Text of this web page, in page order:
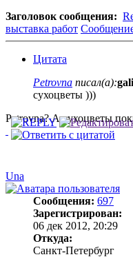
Заголовок сообщения:
выставка работ
Цитата
Petrovna писал(а):
сухоцветы )))
Petrovna? А сухоцветы
Una
Сообщения: 697
Зарегистрирован:
06 дек 2012, 20:29
Откуда:
Санкт-Петербург